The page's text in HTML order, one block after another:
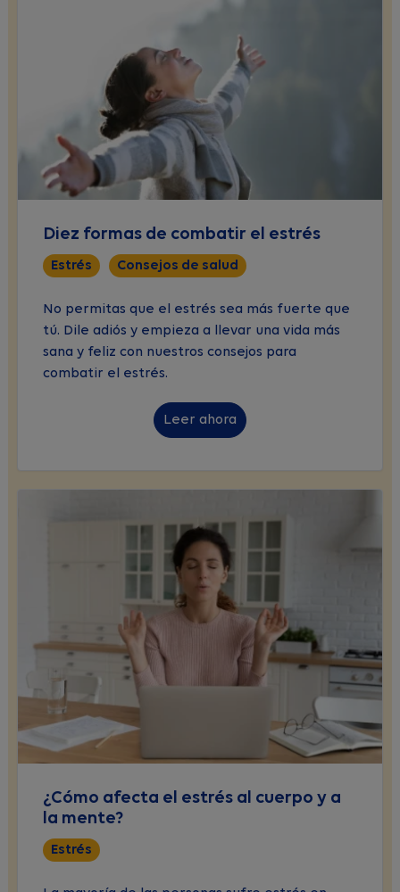
Diez formas de combatir el estrés
Estrés Consejos de salud
No permitas que el estrés sea más fuerte que
tú. Dile adiós y empieza a llevar una vida más
sana y feliz con nuestros consejos para
combatir el estrés.
Leer ahora
¿Cómo afecta el estrés al cuerpo y a
la mente?
Estrés